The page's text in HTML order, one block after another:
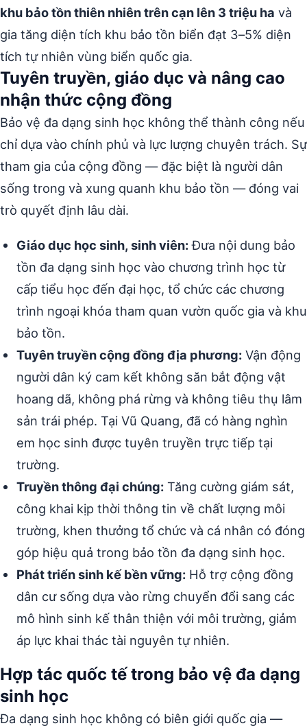
khu bảo tồn thiên nhiên trên cạn lên 3 triệu ha và
gia tăng diện tích khu bảo tồn biển đạt 3–5% diện
tích tự nhiên vùng biển quốc gia.
Tuyên truyền, giáo dục và nâng cao
nhận thức cộng đồng
Bảo vệ đa dạng sinh học không thể thành công nếu
chỉ dựa vào chính phủ và lực lượng chuyên trách. Sự
tham gia của cộng đồng — đặc biệt là người dân
sống trong và xung quanh khu bảo tồn — đóng vai
trò quyết định lâu dài.
Giáo dục học sinh, sinh viên:Đưa nội dung bảo
tồn đa dạng sinh học vào chương trình học từ
cấp tiểu học đến đại học, tổ chức các chương
trình ngoại khóa tham quan vườn quốc gia và khu
bảo tồn.
Tuyên truyền cộng đồng địa phương: Vận động
người dân ký cam kết không săn bắt động vật
hoang dã, không phá rừng và không tiêu thụ lâm
sản trái phép. Tại Vũ Quang, đã có hàng nghìn
em học sinh được tuyên truyền trực tiếp tại
trường.
Truyền thông đại chúng: Tăng cường giám sát,
công khai kịp thời thông tin về chất lượng môi
trường, khen thưởng tổ chức và cá nhân có đóng
góp hiệu quả trong bảo tồn đa dạng sinh học.
Phát triển sinh kế bền vững: Hỗ trợ cộng đồng
dân cư sống dựa vào rừng chuyển đổi sang các
mô hình sinh kế thân thiện với môi trường, giảm
áp lực khai thác tài nguyên tự nhiên.
Hợp tác quốc tế trong bảo vệ đa dạng
sinh học
Đa dạng sinh học không có biên giới quốc gia —